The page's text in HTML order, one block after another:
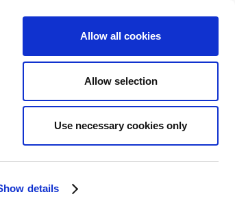
details
Allow all cookies
Allow selection
Use necessary cookies only
Drucken Sprache